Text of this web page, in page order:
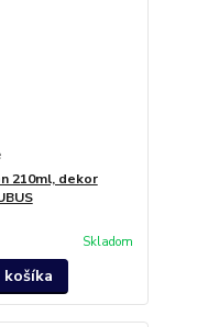
210ml, dekor
Skladom